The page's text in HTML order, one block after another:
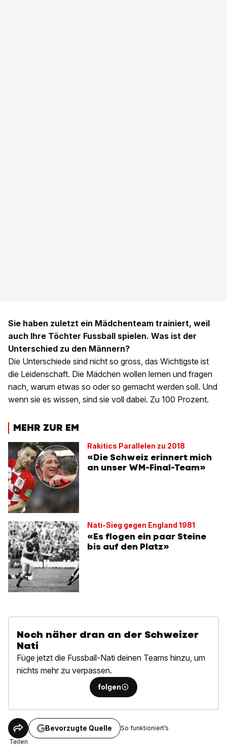
Sie haben zuletzt ein Mädchenteam trainiert, weil
auch Ihre Töchter Fussball spielen. Was ist der
Unterschied zu den Männern?
Die Unterschiede sind nicht so gross, das Wichtigste ist
die Leidenschaft. Die Mädchen wollen lernen und fragen
nach, warum etwas so oder so gemacht werden soll. Und
wenn sie es wissen, sind sie voll dabei. Zu 100 Prozent.
MEHR ZUR EM
Rakitics Parallelen zu 2018
«Die Schweiz erinnert mich
an unser WM-Final-Team»
Nati-Sieg gegen England 1981
«Es flogen ein paar Steine
bis auf den Platz»
Noch näher dran an der Schweizer
Nati
Füge jetzt die Fussball-Nati deinen Teams hinzu, um
nichts mehr zu verpassen.
folgen
Teilen
Bevorzugte Quelle So funktioniert’s